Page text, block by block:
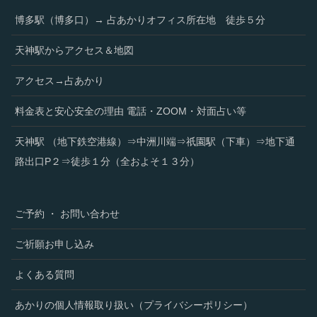
博多駅（博多口）→ 占あかりオフィス所在地 徒歩５分
天神駅からアクセス＆地図
アクセス→占あかり
料金表と安心安全の理由 電話・ZOOM・対面占い等
天神駅 （地下鉄空港線）⇒中洲川端⇒祇園駅（下車）⇒地下通
路出口P２⇒徒歩１分（全およそ１３分）
ご予約 ・ お問い合わせ
ご祈願お申し込み
よくある質問
あかりの個人情報取り扱い（プライバシーポリシー）